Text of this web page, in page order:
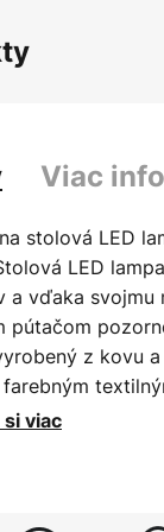
Viac
stolová LED
LED
a vďaka svojmu
pútačom
z kovu
ústami,
svietidlo a
zapína a vypína
viac